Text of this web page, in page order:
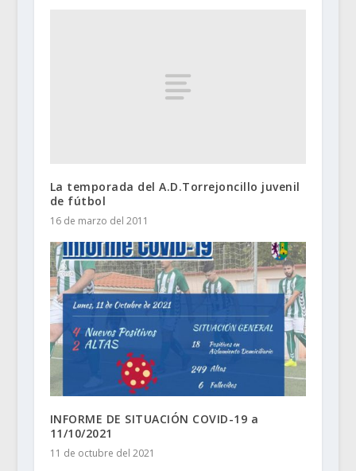
La temporada del A.D.Torrejoncillo juvenil
de fútbol
16 de marzo del 2011
INFORME DE SITUACIÓN COVID-19 a
11/10/2021
11 de octubre del 2021